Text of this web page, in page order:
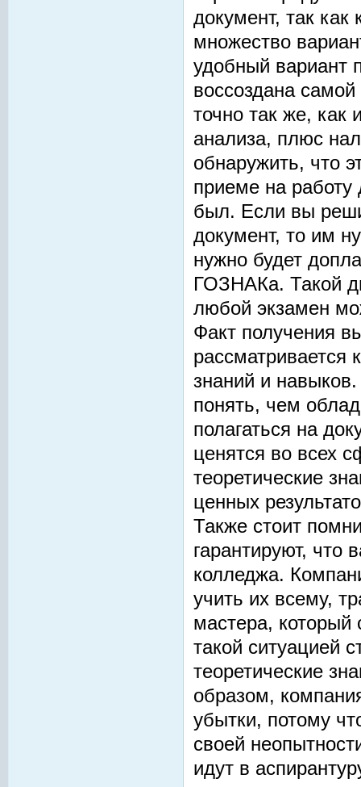
документ, так
множество
удобный вариант
воссоздана
точно так же, как
анализа, плюс
обнаружить, что
приеме на работу
был. Если вы
документ, то им
нужно будет
ГОЗНАКа. Такой
любой экзамен
Факт получения
рассматривается
знаний и
понять, чем
полагаться на
ценятся во всех
теоретические
ценных
Также стоит
гарантируют, что
колледжа.
учить их всему,
мастера, который
такой ситуацией
теоретические
образом,
убытки, потому
своей
идут в